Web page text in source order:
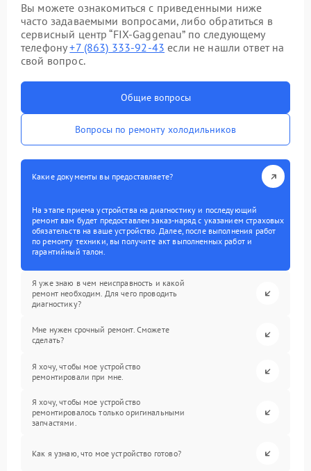
Вы можете ознакомиться с приведенными ниже
часто задаваемыми вопросами, либо обратиться в
сервисный центр “FIX-Gaggenau” по следующему
телефону+7 (863) 333-92-43 если не нашли ответ на
свой вопрос.
Общие вопросы
Вопросы по ремонту холодильников
Какие документы вы предоставляете?
На этапе приема устройства на диагностику и последующий
ремонт вам будет предоставлен заказ-наряд с указанием страховых
обязательств на ваше устройство. Далее, после выполнения работ
по ремонту техники, вы получите акт выполненных работ и
гарантийный талон.
Я уже знаю в чем неисправность и какой
ремонт необходим. Для чего проводить
диагностику?
Мне нужен срочный ремонт. Сможете
сделать?
Я хочу, чтобы мое устройство
ремонтировали при мне.
Я хочу, чтобы мое устройство
ремонтировалось только оригинальными
запчастями.
Как я узнаю, что мое устройство готово?